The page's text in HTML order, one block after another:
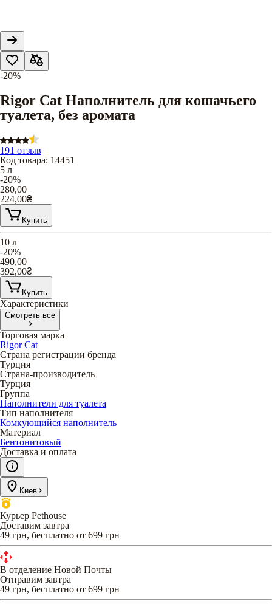
-20%
Rigor Cat Наполнитель для кошачьего
туалета, без аромата
191 отзыв
Код товара: 14451
5 л
-20%
280,00
224,00₴
Купить
10 л
-20%
490,00
392,00₴
Купить
Характеристики
Смотреть все
Торговая марка
Rigor Cat
Страна регистрации бренда
Турция
Страна-производитель
Турция
Группа
Наполнители для туалета
Тип наполнителя
Комкующийся наполнитель
Материал
Бентонитовый
Доставка и оплата
Киев
Курьер Pethouse
Доставим завтра
49 грн, бесплатно от 699 грн
В отделение Новой Почты
Отправим завтра
49 грн, бесплатно от 699 грн